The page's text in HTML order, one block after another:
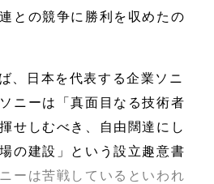
との競争に勝利を収めたの
、日本を代表する企業ソニ
ニーは「真面目なる技術者
せしむべき、自由闊達にし
の建設」という設立趣意書
ーは苦戦しているといわれ